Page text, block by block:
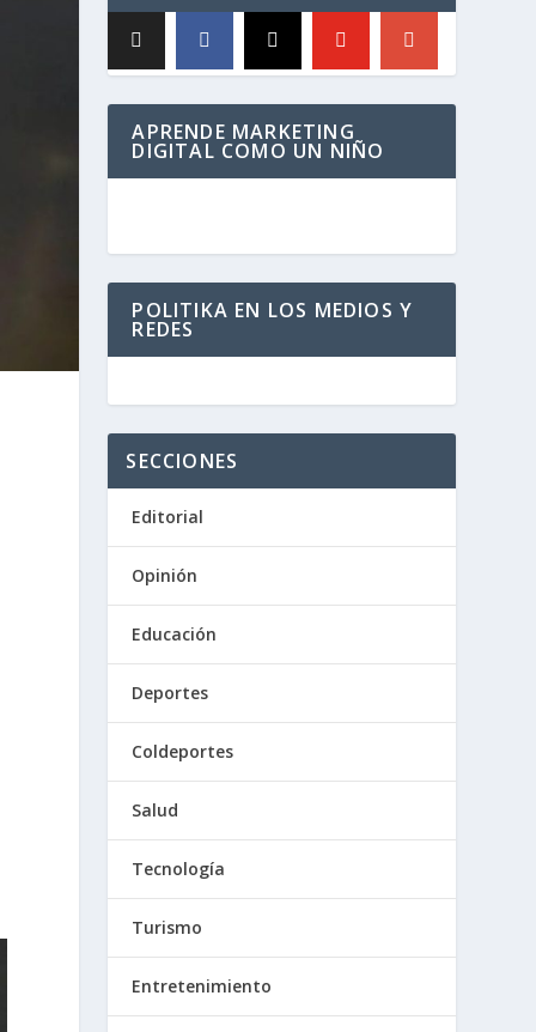
APRENDE MARKETING
DIGITAL COMO UN NIÑO
POLITIKA EN LOS MEDIOS Y
REDES
SECCIONES
Editorial
Opinión
Educación
Deportes
Coldeportes
Salud
Tecnología
Turismo
Entretenimiento